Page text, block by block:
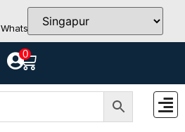
WhatsApp info@teutschtech.com
0